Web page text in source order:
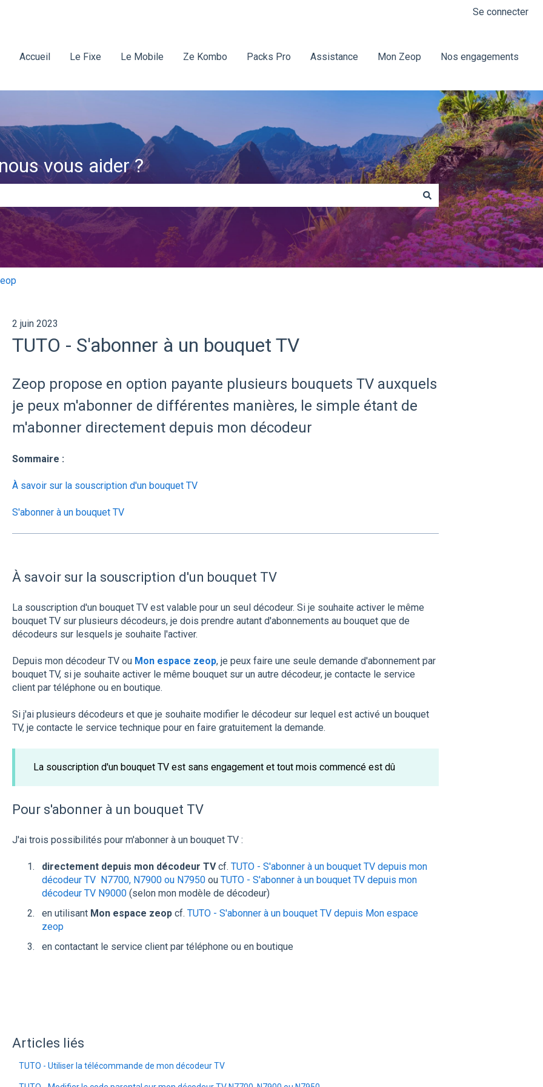
Se connecter
Accueil Le Fixe Le Mobile Ze Kombo Packs Pro Assistance Mon Zeop Nos engagements
vous aider ?
de recherche est vide.
2 juin 2023
TUTO - S'abonner à un bouquet TV
Zeop propose en option payante plusieurs bouquets TV auxquels
je peux m'abonner de différentes manières, le simple étant de
m'abonner directement depuis mon décodeur
Sommaire :
À savoir sur la souscription d'un bouquet TV
S'abonner à un bouquet TV
À savoir sur la souscription d'un bouquet TV
La souscription d'un bouquet TV est valable pour un seul décodeur. Si je souhaite activer le même
bouquet TV sur plusieurs décodeurs, je dois prendre autant d'abonnements au bouquet que de
décodeurs sur lesquels je souhaite l'activer.
Depuis mon décodeur TV ou Mon espace zeop, je peux faire une seule demande d'abonnement par
bouquet TV, si je souhaite activer le même bouquet sur un autre décodeur, je contacte le service
client par téléphone ou en boutique.
Si j'ai plusieurs décodeurs et que je souhaite modifier le décodeur sur lequel est activé un bouquet
TV, je contacte le service technique pour en faire gratuitement la demande.
La souscription d'un bouquet TV est sans engagement et tout mois commencé est dû
Pour s'abonner à un bouquet TV
J'ai trois possibilités pour m'abonner à un bouquet TV :
directement depuis mon décodeur TVcf. TUTO - S'abonner à un bouquet TV depuis mon
décodeur TV N7700, N7900 ou N7950ou TUTO - S'abonner à un bouquet TV depuis mon
décodeur TV N9000(selon mon modèle de décodeur)
en utilisant Mon espace zeopcf. TUTO - S'abonner à un bouquet TV depuis Mon espace
zeop
en contactant le service client par téléphone ou en boutique
Articles liés
TUTO - Utiliser la télécommande de mon décodeur TV